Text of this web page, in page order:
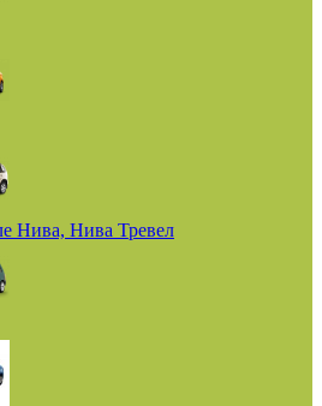
Нива, Нива Тревел